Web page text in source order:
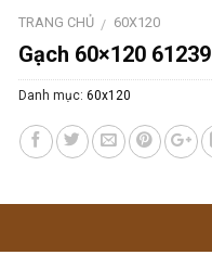
TRANG CHỦ / 60X120
Gạch 60×120 61239
Danh mục: 60x120